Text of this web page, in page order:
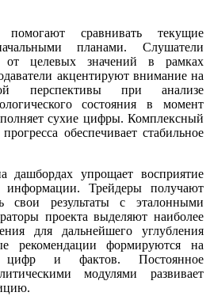
помогают сравнивать текущие
планами. Слушатели
от целевых значений в рамках
акцентируют внимание на
перспективы при анализе
состояния в момент
сухие цифры. Комплексный
обеспечивает стабильное
дашбордах упрощает восприятие
информации. Трейдеры получают
свои результаты с эталонными
проекта выделяют наиболее
для дальнейшего углубления
рекомендации формируются на
цифр и фактов. Постоянное
модулями развивает